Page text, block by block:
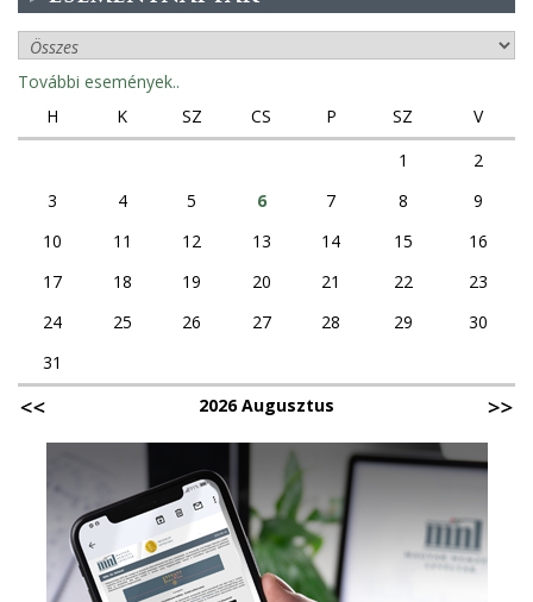
További események..
H
K SZ CS P SZ
V
1
2
3
4 5 6 7 8
9
10
11 12 13 14 15
16
17
18 19 20 21 22
23
24
25 26 27 28 29
30
31
2026 Augusztus